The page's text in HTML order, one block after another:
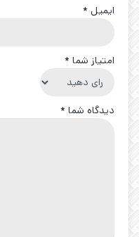
ایمیل *
امتیاز شما *
دیدگاه شما *